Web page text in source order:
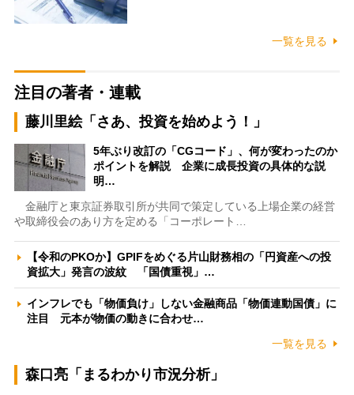
一覧を見る
注目の著者・連載
藤川里絵「さあ、投資を始めよう！」
5年ぶり改訂の「CGコード」、何が変わったのか
ポイントを解説 企業に成長投資の具体的な説
明…
金融庁と東京証券取引所が共同で策定している上場企業の経営
や取締役会のあり方を定める「コーポレート…
【令和のPKOか】GPIFをめぐる片山財務相の「円資産への投
資拡大」発言の波紋 「国債重視」…
インフレでも「物価負け」しない金融商品「物価連動国債」に
注目 元本が物価の動きに合わせ…
一覧を見る
森口亮「まるわかり市況分析」